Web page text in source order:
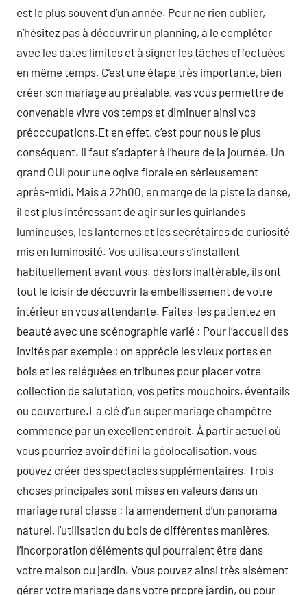
est le plus souvent d’un année. Pour ne rien oublier,
n’hésitez pas à découvrir un planning, à le compléter
avec les dates limites et à signer les tâches effectuées
en même temps. C’est une étape très importante, bien
créer son mariage au préalable, vas vous permettre de
convenable vivre vos temps et diminuer ainsi vos
préoccupations.Et en effet, c’est pour nous le plus
conséquent. Il faut s’adapter à l’heure de la journée. Un
grand OUI pour une ogive florale en sérieusement
après-midi. Mais à 22h00, en marge de la piste la danse,
il est plus intéressant de agir sur les guirlandes
lumineuses, les lanternes et les secrétaires de curiosité
mis en luminosité. Vos utilisateurs s’installent
habituellement avant vous. dès lors inaltérable, ils ont
tout le loisir de découvrir la embellissement de votre
intérieur en vous attendante. Faites-les patientez en
beauté avec une scénographie varié : Pour l’accueil des
invités par exemple : on apprécie les vieux portes en
bois et les reléguées en tribunes pour placer votre
collection de salutation, vos petits mouchoirs, éventails
ou couverture.La clé d’un super mariage champêtre
commence par un excellent endroit. À partir actuel où
vous pourriez avoir défini la géolocalisation, vous
pouvez créer des spectacles supplémentaires. Trois
choses principales sont mises en valeurs dans un
mariage rural classe : la amendement d’un panorama
naturel, l’utilisation du bois de différentes manières,
l’incorporation d’éléments qui pourraient être dans
votre maison ou jardin. Vous pouvez ainsi très aisément
gérer votre mariage dans votre propre jardin, ou pour